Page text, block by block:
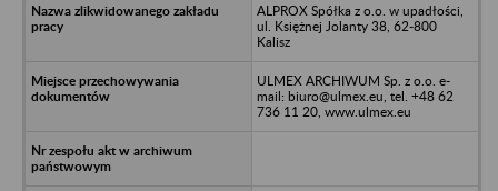
ALPROX Spółka z o.o. w upadłości,
ul. Księżnej Jolanty 38, 62-800
Kalisz
ULMEX ARCHIWUM Sp. z o.o. e-
mail: biuro@ulmex.eu, tel. +48 62
736 11 20, www.ulmex.eu